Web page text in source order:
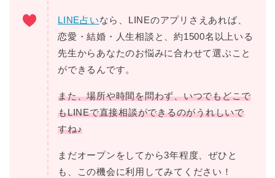
LINE占いなら、LINEのアプリさえあれば、
恋愛・結婚・人生相談と、約1500名以上いる
先生からあなたのお悩みに合わせて選ぶこと
ができるんです。
また、場所や時間を問わず、いつでもどこで
もLINEで直接相談ができるのがうれしいで
すね♪
まだオープンをしてから3年程度、ぜひと
も、この機会に利用してみてください！